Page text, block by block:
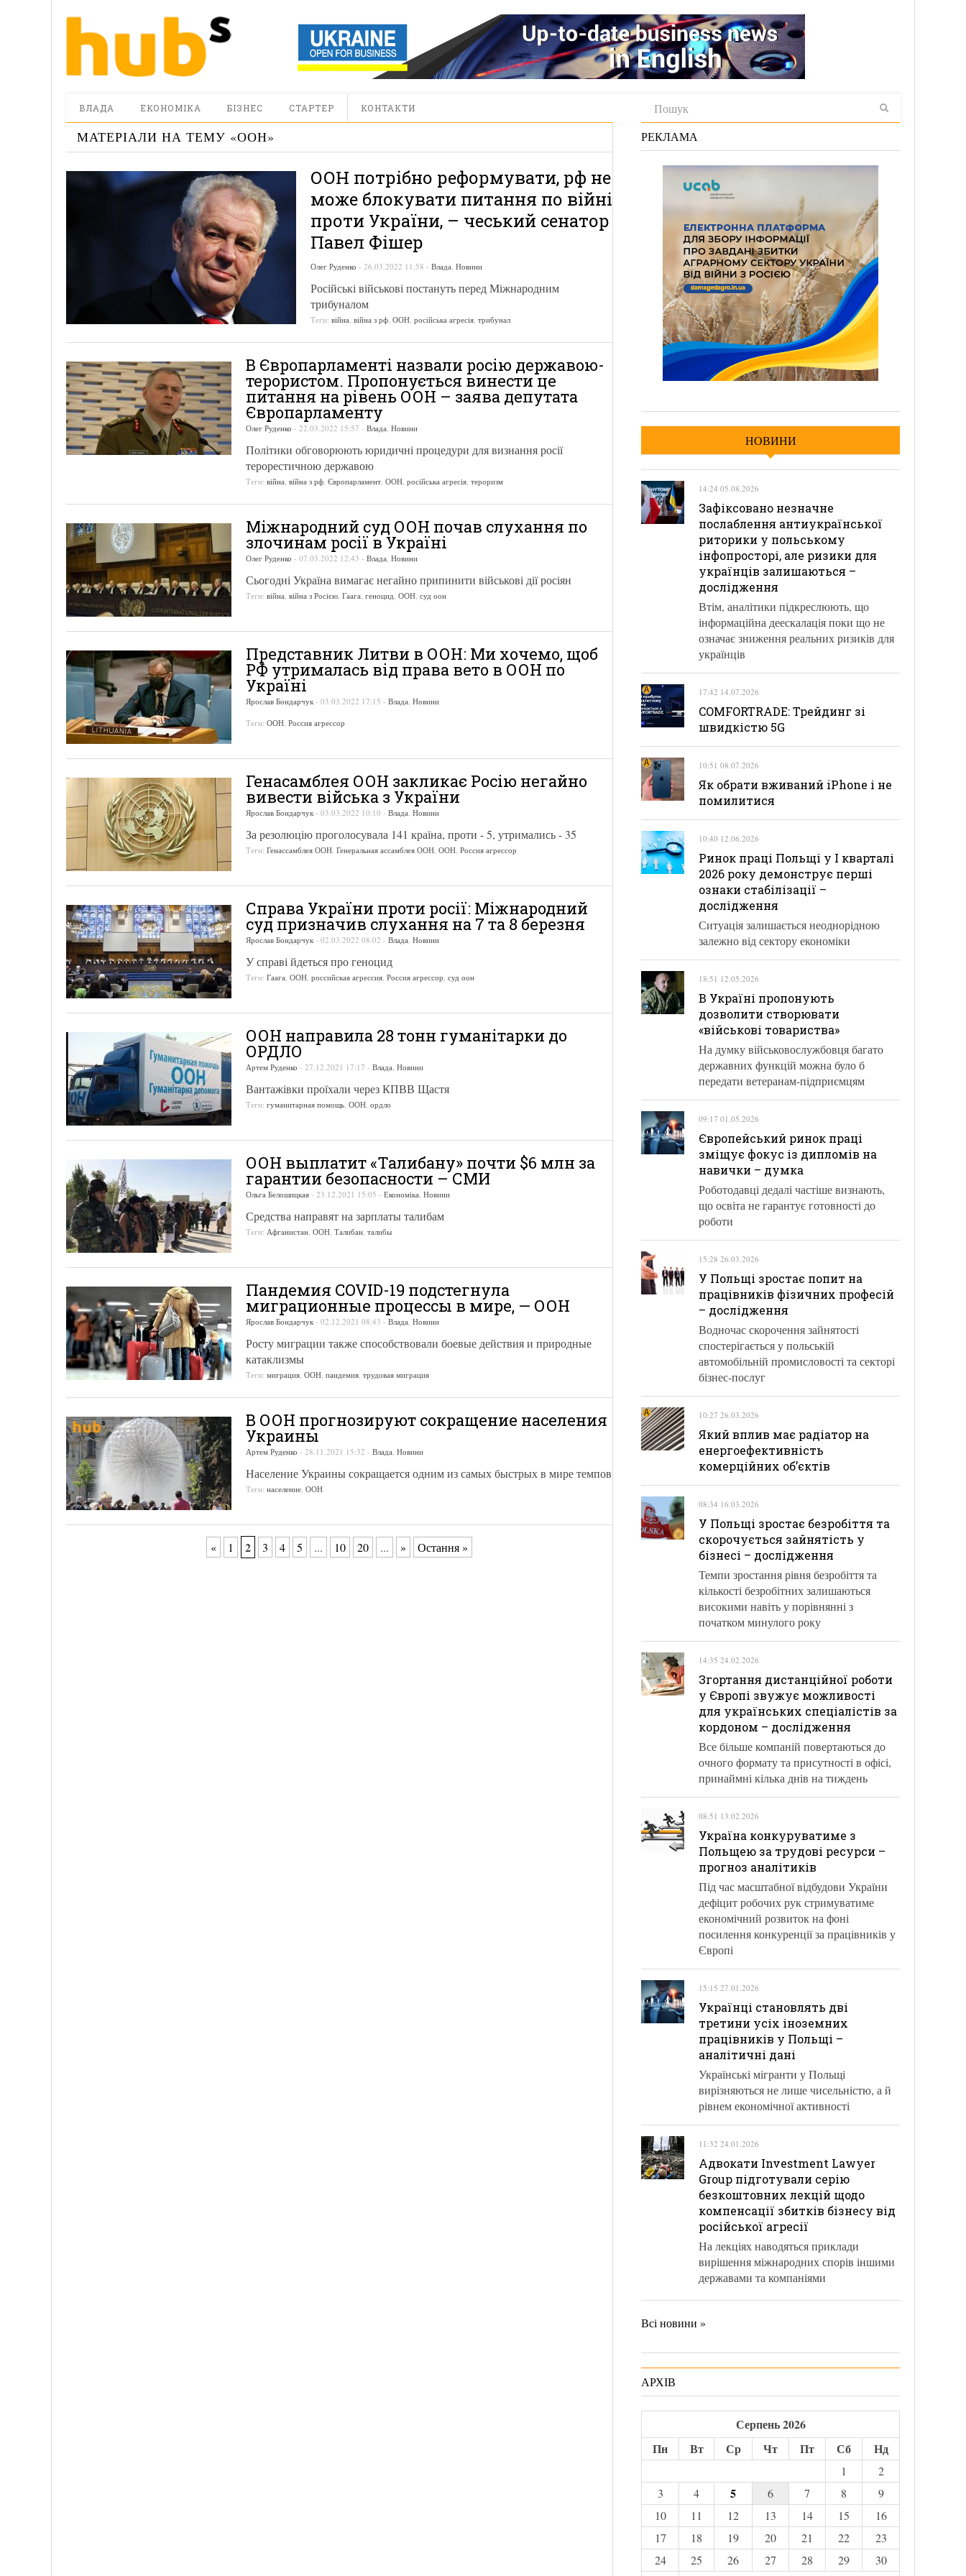
ВЛАДА ЕКОНОМІКА БІЗНЕС СТАРТЕР КОНТАКТИ
МАТЕРІАЛИ НА ТЕМУ «ООН»
ООН потрібно реформувати, рф не
може блокувати питання по війні
проти України, – чеський сенатор
Павел Фішер
Олег Руденко - 26.03.2022 11:58 - Влада, Новини
Російські військові постануть перед Міжнародним
трибуналом
Теги: війна, війна з рф, ООН, російська агресія, трибунал
В Європарламенті назвали росію державою-
терористом. Пропонується винести це
питання на рівень ООН – заява депутата
Європарламенту
Олег Руденко - 22.03.2022 15:57 - Влада, Новини
Політики обговорюють юридичні процедури для визнання росії
терорестичною державою
Теги: війна, війна з рф, Європарламент, ООН, російська агресія, тероризм
Міжнародний суд ООН почав слухання по
злочинам росії в Україні
Олег Руденко - 07.03.2022 12:43 - Влада, Новини
Сьогодні Україна вимагає негайно припинити військові дії росіян
Теги: війна, війна з Росією, Гаага, геноцид, ООН, суд оон
Представник Литви в ООН: Ми хочемо, щоб
РФ утрималась від права вето в ООН по
Україні
Ярослав Бондарчук - 03.03.2022 17:15 - Влада, Новини
Теги: ООН, Россия агрессор
Генасамблея ООН закликає Росію негайно
вивести війська з України
Ярослав Бондарчук - 03.03.2022 10:10 - Влада, Новини
За резолюцію проголосувала 141 країна, проти - 5, утримались - 35
Теги: Генассамблея ООН, Генеральная ассамблея ООН, ООН, Россия агрессор
Справа України проти росії: Міжнародний
суд призначив слухання на 7 та 8 березня
Ярослав Бондарчук - 02.03.2022 08:02 - Влада, Новини
У справі йдеться про геноцид
Теги: Гаага, ООН, российская агрессия, Россия агрессор, суд оон
ООН направила 28 тонн гуманітарки до
ОРДЛО
Артем Руденко - 27.12.2021 17:17 - Влада, Новини
Вантажівки проїхали через КПВВ Щастя
Теги: гуманитарная помощь, ООН, ордло
ООН выплатит «Талибану» почти $6 млн за
гарантии безопасности – СМИ
Ольга Белошицкая - 23.12.2021 15:05 - Економіка, Новини
Средства направят на зарплаты талибам
Теги: Афганистан, ООН, Талибан, талибы
Пандемия COVID-19 подстегнула
миграционные процессы в мире, — ООН
Ярослав Бондарчук - 02.12.2021 08:43 - Влада, Новини
Росту миграции также способствовали боевые действия и природные
катаклизмы
Теги: миграция, ООН, пандемия, трудовая миграция
В ООН прогнозируют сокращение населения
Украины
Артем Руденко - 28.11.2021 15:32 - Влада, Новини
Население Украины сокращается одним из самых быстрых в мире темпов
Теги: население, ООН
« 1 2 3 4 5 ... 10 20 ... » Остання »
РЕКЛАМА
НОВИНИ
14:24 05.08.2026
Зафіксовано незначне
послаблення антиукраїнської
риторики у польському
інфопросторі, але ризики для
українців залишаються –
дослідження
Втім, аналітики підкреслюють, що
інформаційна деескалація поки що не
означає зниження реальних ризиків для
українців
17:42 14.07.2026
COMFORTRADE: Трейдинг зі
швидкістю 5G
10:51 08.07.2026
Як обрати вживаний iPhone і не
помилитися
10:40 12.06.2026
Ринок праці Польщі у І кварталі
2026 року демонструє перші
ознаки стабілізації –
дослідження
Ситуація залишається неоднорідною
залежно від сектору економіки
18:51 12.05.2026
В Україні пропонують
дозволити створювати
«військові товариства»
На думку військовослужбовця багато
державних функцій можна було б
передати ветеранам-підприємцям
09:17 01.05.2026
Європейський ринок праці
зміщує фокус із дипломів на
навички – думка
Роботодавці дедалі частіше визнають,
що освіта не гарантує готовності до
роботи
15:28 26.03.2026
У Польщі зростає попит на
працівників фізичних професій
– дослідження
Водночас скорочення зайнятості
спостерігається у польській
автомобільній промисловості та секторі
бізнес-послуг
10:27 26.03.2026
Який вплив має радіатор на
енергоефективність
комерційних об’єктів
08:34 16.03.2026
У Польщі зростає безробіття та
скорочується зайнятість у
бізнесі – дослідження
Темпи зростання рівня безробіття та
кількості безробітних залишаються
високими навіть у порівнянні з
початком минулого року
14:35 24.02.2026
Згортання дистанційної роботи
у Європі звужує можливості
для українських спеціалістів за
кордоном – дослідження
Все більше компаній повертаються до
очного формату та присутності в офісі,
принаймні кілька днів на тиждень
08:51 13.02.2026
Україна конкуруватиме з
Польщею за трудові ресурси –
прогноз аналітиків
Під час масштабної відбудови України
дефіцит робочих рук стримуватиме
економічний розвиток на фоні
посилення конкуренції за працівників у
Європі
15:15 27.01.2026
Українці становлять дві
третини усіх іноземних
працівників у Польщі –
аналітичні дані
Українські мігранти у Польщі
вирізняються не лише чисельністю, а й
рівнем економічної активності
11:32 24.01.2026
Адвокати Investment Lawyer
Group підготували серію
безкоштовних лекцій щодо
компенсації збитків бізнесу від
російської агресії
На лекціях наводяться приклади
вирішення міжнародних спорів іншими
державами та компаніями
Всі новини »
АРХІВ
Серпень 2026
Пн
Вт Ср Чт Пт Сб Нд
1
2
3
4 5 6 7 8
9
10
11 12 13 14 15
16
17
18 19 20 21 22
23
24
25 26 27 28 29
30